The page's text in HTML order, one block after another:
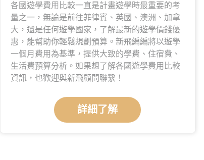
各國遊學費用比較一直是計畫遊學時最重要的考
量之一，無論是前往菲律賓、英國、澳洲、加拿
大，還是任何遊學國家，了解最新的遊學價錢優
惠，能幫助你輕鬆規劃預算。新飛編編將以遊學
一個月費用為基準，提供大致的學費、住宿費、
生活費預算分析。如果想了解各國遊學費用比較
資訊，也歡迎與新飛顧問聯繫！
詳細了解